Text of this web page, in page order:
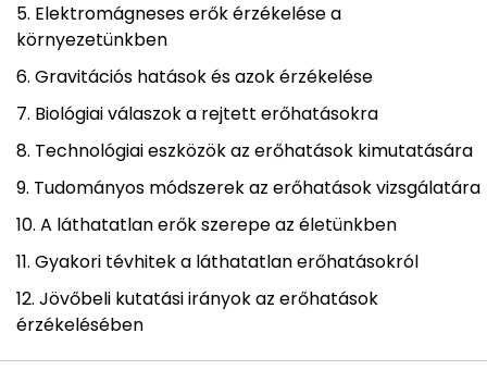
Elektromágneses erők érzékelése a
környezetünkben
Gravitációs hatások és azok érzékelése
Biológiai válaszok a rejtett erőhatásokra
Technológiai eszközök az erőhatások kimutatására
Tudományos módszerek az erőhatások vizsgálatára
A láthatatlan erők szerepe az életünkben
Gyakori tévhitek a láthatatlan erőhatásokról
Jövőbeli kutatási irányok az erőhatások
érzékelésében